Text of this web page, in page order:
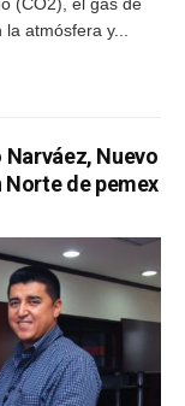
atmósfera y...
Nuevo
de pemex